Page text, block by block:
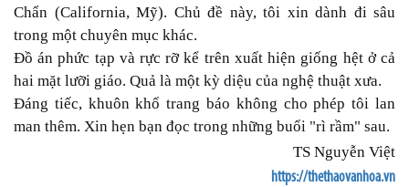
Chẩn (California, Mỹ). Chủ đề này, tôi xin dành đi sâu
trong một chuyên mục khác.
Đồ án phức tạp và rực rỡ kể trên xuất hiện giống hệt ở cả
hai mặt lưỡi giáo. Quả là một kỳ diệu của nghệ thuật xưa.
Đáng tiếc, khuôn khổ trang báo không cho phép tôi lan
man thêm. Xin hẹn bạn đọc trong những buổi "rì rầm" sau.
TS Nguyễn Việt
https://thethaovanhoa.vn